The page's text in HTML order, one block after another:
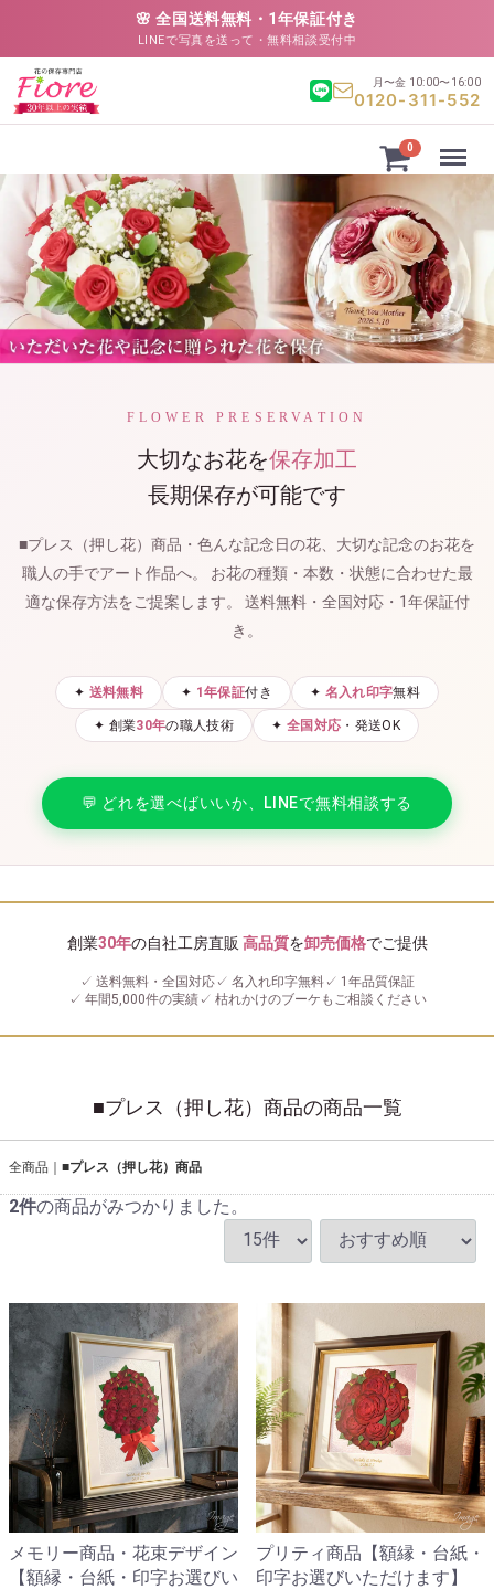
🌸 全国送料無料・1年保証付き
LINEで写真を送って・無料相談受付中
月〜金 10:00〜16:00
0120-311-552
0 Menu
FLOWER PRESERVATION
大切なお花を保存加工
長期保存が可能です
■プレス（押し花）商品・色んな記念日の花、大切な記念のお花を
職人の手でアート作品へ。
お花の種類・本数・状態に合わせた最
適な保存方法をご提案します。
送料無料・全国対応・1年保証付
き。
✦ 送料無料 ✦ 1年保証付き ✦ 名入れ印字無料
✦ 創業30年の職人技術 ✦ 全国対応 ・発送OK
💬 どれを選べばいいか、LINEで無料相談する
創業30年の自社工房直販 高品質を卸売価格でご提供
✓ 送料無料・全国対応 ✓ 名入れ印字無料 ✓ 1年品質保証
✓ 年間5,000件の実績✓ 枯れかけのブーケもご相談ください
■プレス（押し花）商品の商品一覧
全商品 ■プレス（押し花）商品
2件の商品がみつかりました。
メモリー商品・花束デザイン
【額縁・台紙・印字お選びい
プリティ商品【額縁・台紙・
印字お選びいただけます】